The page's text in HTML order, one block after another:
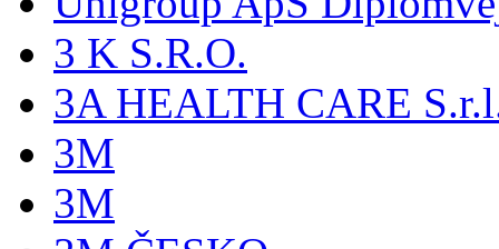
3 K S.R.O.
3A HEALTH CARE
3M
3M